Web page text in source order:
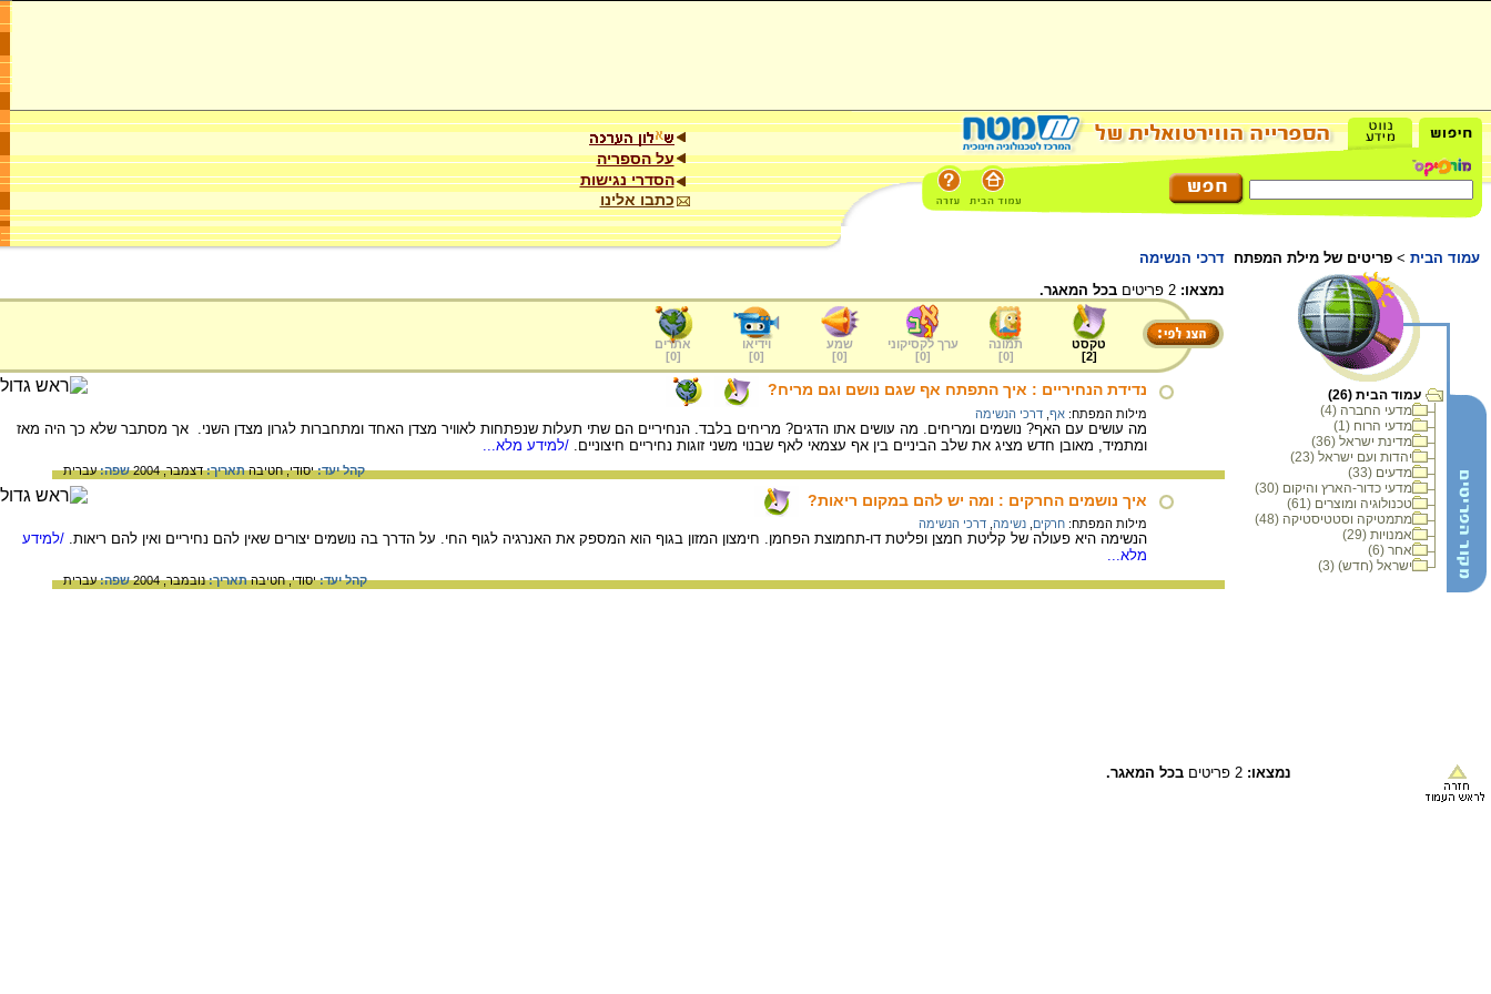
על הספריה
הסדרי נגישות
כתבו אלינו
עמוד הבית > פריטים של מילת המפתח דרכי הנשימה
עמוד הבית (26)
מדעי החברה (4)
מדעי הרוח (1)
מדינת ישראל (36)
יהדות ועם ישראל (23)
מדעים (33)
מדעי כדור-הארץ והיקום (30)
טכנולוגיה ומוצרים (61)
מתמטיקה וסטטיסטיקה (48)
אמנויות (29)
אחר (6)
ישראל (חדש) (3)
נמצאו: בכל המאגר.
טקסט
[
2
]
תמונה
[
0
]
ערך לקסיקוני
[
0
]
שמע
[
0
]
וידיאו
[
0
]
אתרים
[
0
]
נדידת הנחיריים : איך התפתח אף שגם נושם וגם מריח?
מילות המפתח: אף דרכי הנשימה
מה עושים עם האף? נושמים ומריחים. מה עושים אתו הדגים? מריחים בלבד. הנחיריים הם שתי תעלות שנפתחות לאוויר מצדן האחד ומתחברות לגרון מצדן השני. אך מסתבר שלא כך היה מאז
ומתמיד, מאובן חדש מציג את שלב הביניים בין אף עצמאי לאף שבנוי משני זוגות נחיריים חיצוניים. /למידע מלא...
קהל יעד:יסודי,חטיבהתאריך:דצמבר, 2004 שפה:עברית
איך נושמים החרקים : ומה יש להם במקום ריאות?
מילות המפתח: חרקים נשימה דרכי הנשימה
הנשימה היא פעולה של קליטת חמצן ופליטת דו-תחמוצת הפחמן. חימצון המזון בגוף הוא המספק את האנרגיה לגוף החי. על הדרך בה נושמים יצורים שאין להם נחיריים ואין להם ריאות. /למידע
מלא...
קהל יעד:יסודי,חטיבהתאריך:נובמבר, 2004 שפה:עברית
נמצאו: בכל המאגר.